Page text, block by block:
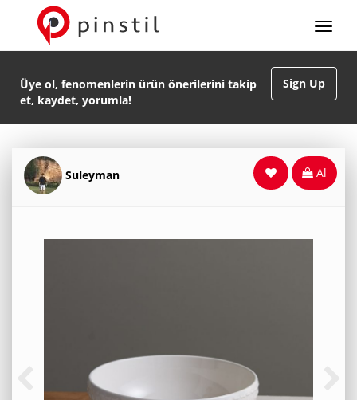
Sign Up
Üye ol, fenomenlerin ürün önerilerini takip
et, kaydet, yorumla!
Suleyman Al